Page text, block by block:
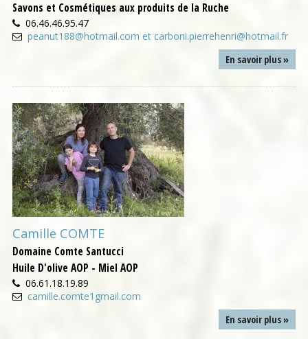
Savons et Cosmétiques aux produits de la Ruche
06.46.46.95.47
peanut188@hotmail.com et carboni.pierrehenri@hotmail.fr
En savoir plus »
Camille COMTE
Domaine Comte Santucci
Huile D'olive AOP - Miel AOP
06.61.18.19.89
camille.comte1gmail.com
En savoir plus »